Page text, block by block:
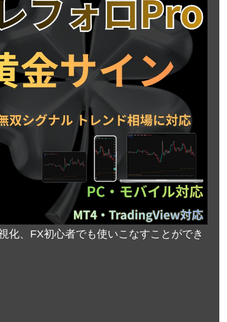
化、FX初心者でも使いこなすことができ